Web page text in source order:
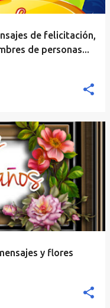
de felicitación,
de personas...
y flores